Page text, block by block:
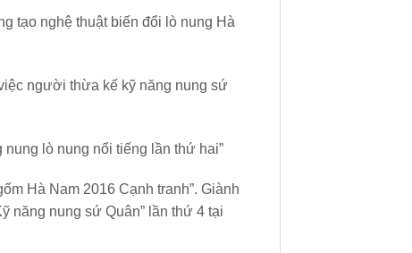
tạo nghệ thuật biến đổi lò nung Hà
người thừa kế kỹ năng nung sứ
nung lò nung nổi tiếng lần thứ hai”
Hà Nam 2016 Cạnh tranh”. Giành
năng nung sứ Quân” lần thứ 4 tại